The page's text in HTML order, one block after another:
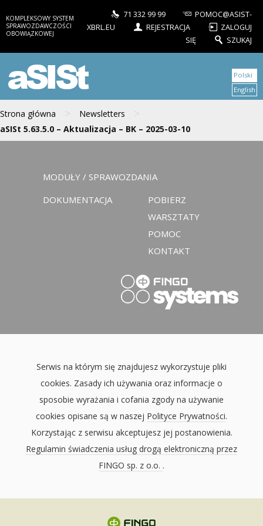
KOMPLEKSOWY SYSTEM
SPRAWOZDAWCZOŚCI
OBOWIĄZKOWEJ
71 332 99 99
POMOC@ASIST-
XBRL.EU
REJESTRACJA
ZALOGUJ
SIĘ
SZUKAJ
aSISt
Strona główna > Newsletters >
aSISt 5.63.5.0 – Aktualizacja – BK – 2025-03-10
Polski
English
MODUŁY / SPRAWOZDANIA
DOKUMENTACJA
POBIERZ
WARSZTATY
POMOC
KONTAKT
Serwis na którym się znajdujesz wykorzystuje pliki
cookies. Zasady ich używania oraz informacje o
sposobie wyrażania i cofania zgody na używanie
cookies opisane są w naszej Polityce Prywatności.
Korzystając z serwisu akceptujesz jej postanowienia.
Regulamin świadczenia usług drogą elektroniczną przez
FINGO sp. z o.o. .